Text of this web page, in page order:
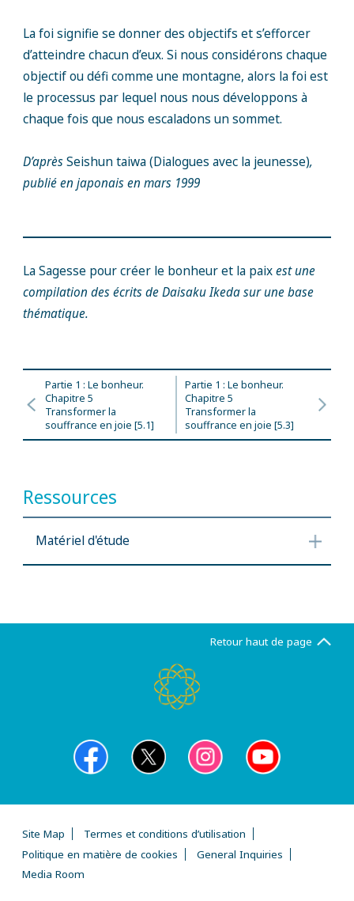
La foi signifie se donner des objectifs et s’efforcer
d’atteindre chacun d’eux. Si nous considérons chaque
objectif ou défi comme une montagne, alors la foi est
le processus par lequel nous nous développons à
chaque fois que nous escaladons un sommet.
D’aprèsSeishun taiwa (Dialogues avec la jeunesse),
publié en japonais en mars 1999
La Sagesse pour créer le bonheur et la paixest une
compilation des écrits de Daisaku Ikeda sur une base
thématique.
Partie 1 : Le bonheur.
Chapitre 5
Transformer la
souffrance en joie [5.1]
Partie 1 : Le bonheur.
Chapitre 5
Transformer la
souffrance en joie [5.3]
Ressources
Matériel d'étude
Retour haut de page
Site Map
Termes et conditions d’utilisation
Politique en matière de cookies
General Inquiries
Media Room